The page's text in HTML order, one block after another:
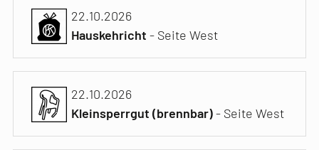
22.10.2026
Hauskehricht- Seite West
22.10.2026
Kleinsperrgut (brennbar)- Seite West